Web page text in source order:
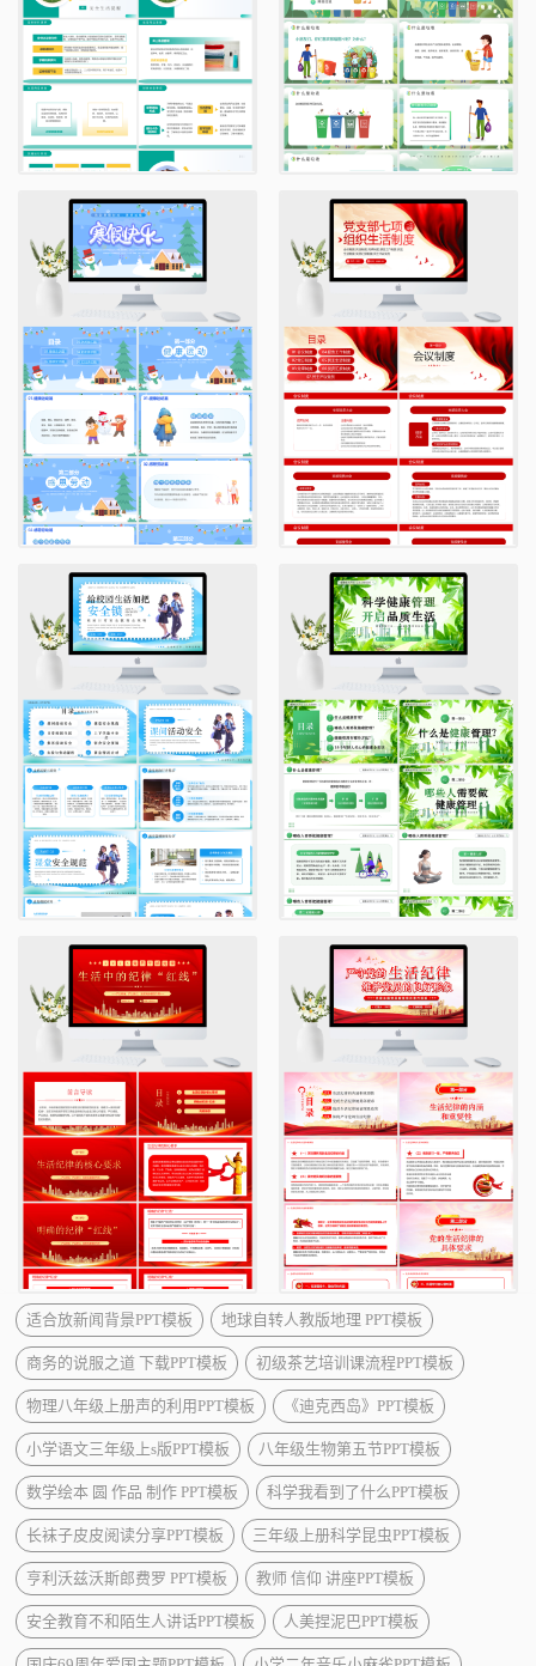
适合放新闻背景PPT模板 地球自转人教版地理 PPT模板
商务的说服之道 下载PPT模板 初级茶艺培训课流程PPT模板
物理八年级上册声的利用PPT模板 《迪克西岛》PPT模板
小学语文三年级上s版PPT模板 八年级生物第五节PPT模板
数学绘本 圆 作品 制作 PPT模板 科学我看到了什么PPT模板
长袜子皮皮阅读分享PPT模板 三年级上册科学昆虫PPT模板
亨利沃兹沃斯郎费罗 PPT模板 教师 信仰 讲座PPT模板
安全教育不和陌生人讲话PPT模板 人美捏泥巴PPT模板